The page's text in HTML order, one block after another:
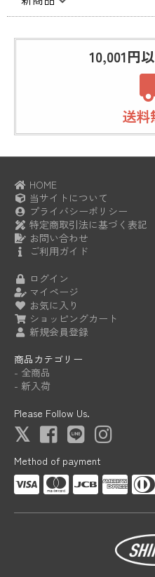
10,001円
送料
HOME
当サイトについて
プライバシーポリシー
特定商取引法に基づく表記
お問い合わせ
ご利用ガイド
ログイン
マイページ
お気に入り
ショッピングカート
新規会員登録
商品カテゴリー
- 全商品
- 新入荷
Please Follow Us.
Method of payment